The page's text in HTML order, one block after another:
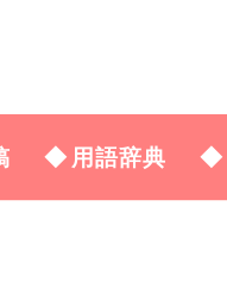
用語辞典